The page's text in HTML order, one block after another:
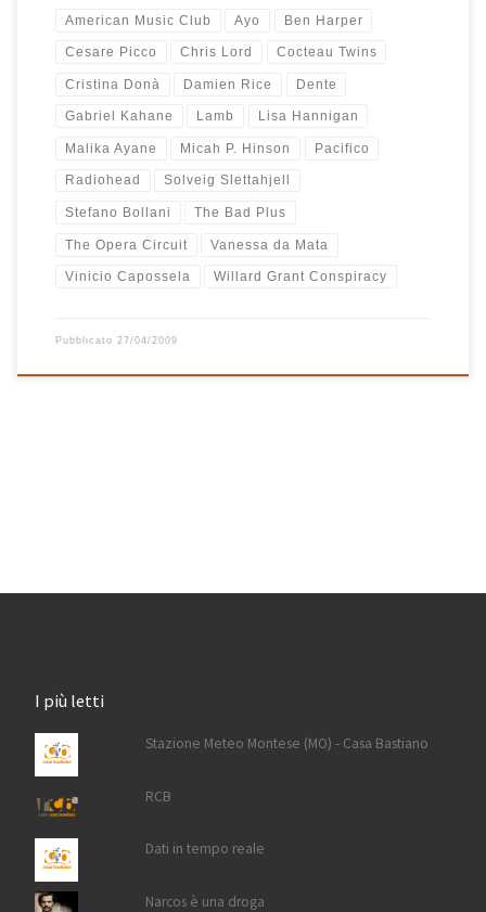
American Music Club Ayo Ben Harper
Cesare Picco Chris Lord Cocteau Twins
Cristina Donà Damien Rice Dente
Gabriel Kahane Lamb Lisa Hannigan
Malika Ayane Micah P. Hinson Pacifico
Radiohead Solveig Slettahjell
Stefano Bollani The Bad Plus
The Opera Circuit Vanessa da Mata
Vinicio Capossela Willard Grant Conspiracy
Pubblicato 27/04/2009
I più letti
Stazione Meteo Montese (MO) - Casa Bastiano
RCB
Dati in tempo reale
Narcos è una droga